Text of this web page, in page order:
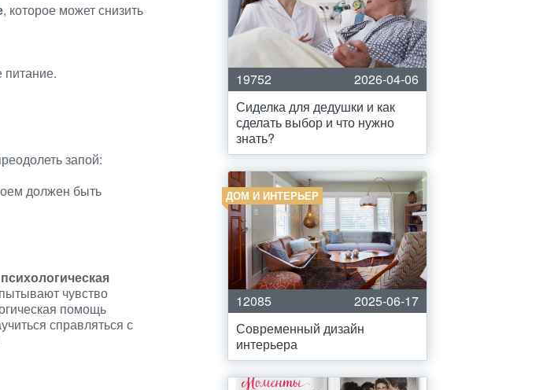
, которое может снизить
питание.
запой:
должен быть
психологическая
чувство
помощь
справляться с
19752
2026-04-06
Сиделка для дедушки и как
сделать выбор и что нужно
знать?
ДОМ И ИНТЕРЬЕР
12085
2025-06-17
Современный дизайн
интерьера